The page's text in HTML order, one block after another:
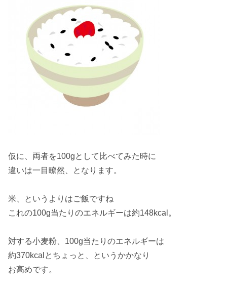
仮に、両者を100gとして比べてみた時に
違いは一目瞭然 、となります。
米、というよりはご飯ですね
これの100g当たりのエネルギーは約148kcal 。
対する小麦粉、 100g当たりのエネルギーは
約370kcal とちょっと、というかかなり
お高めです。